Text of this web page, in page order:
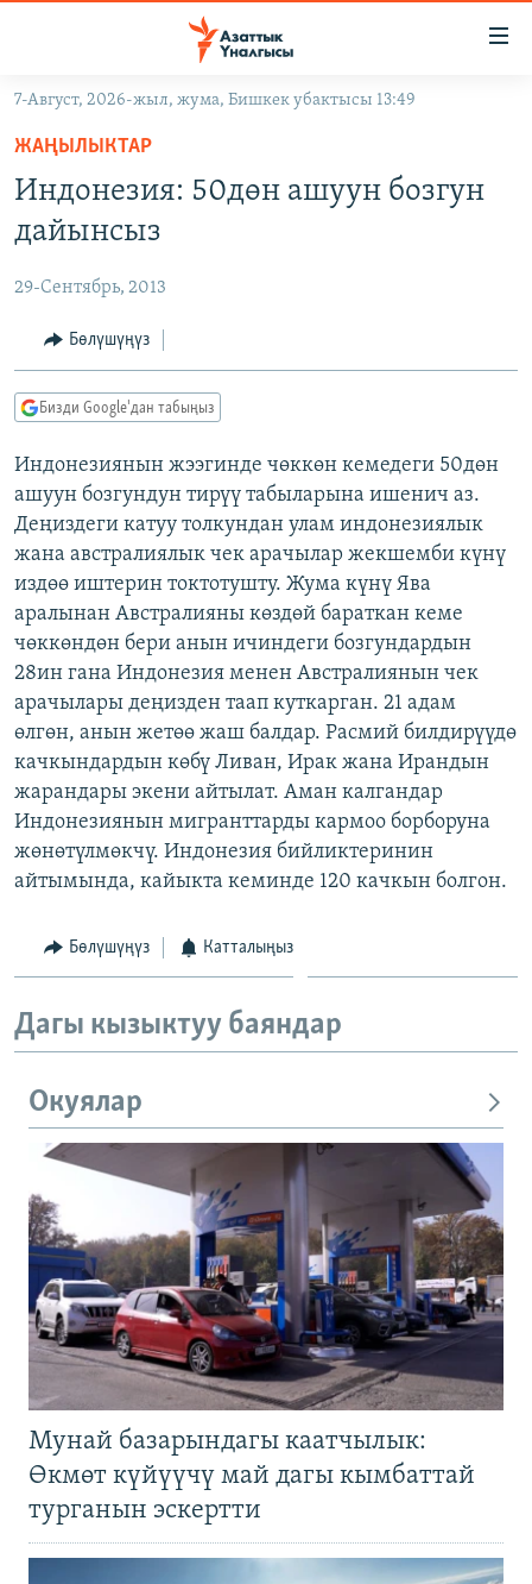
Навигацияга
өтүңүз
Издөөгө
салыңыз
ЭКОНОМИКА
МАДАНИЯТ
ДҮЙНӨ
БОРБОР АЗИЯ
АТАЙЫН ИЛИКТӨӨ
ТВ ПРОГРАММАЛАР
ЭКСПЕРТТЕР ТАЛДАЙТ
БИЗ ЖАНА ДҮЙНӨ
ДАНИСТЕ
ЭЖЕ-СИҢДИЛЕР
АЗАТТЫК+
ЫҢГАЙСЫЗ СУРООЛОР
ӨЗГӨЧӨ ПИКИР
Русский
ОНЛАЙН ШЕРИНЕ
ЭЕ/АРнун бардык сайттары
7-Август, 2026-жыл, жума, Бишкек убактысы 13:49
ЖАҢЫЛЫКТАР
Индонезия: 50дөн ашуун бозгун
дайынсыз
29-Сентябрь, 2013
Бөлүшүңүз
Бизди Google'дан табыңыз
Индонезиянын жээгинде чөккөн кемедеги 50дөн
ашуун бозгундун тирүү табыларына ишенич аз.
Деңиздеги катуу толкундан улам индонезиялык
жана австралиялык чек арачылар жекшемби күнү
издөө иштерин токтотушту. Жума күнү Ява
аралынан Австралияны көздөй бараткан кеме
чөккөндөн бери анын ичиндеги бозгундардын
28ин гана Индонезия менен Австралиянын чек
арачылары деңизден таап куткарган. 21 адам
өлгөн, анын жетөө жаш балдар. Расмий билдирүүдө
качкындардын көбү Ливан, Ирак жана Ирандын
жарандары экени айтылат. Аман калгандар
Индонезиянын мигранттарды кармоо борборуна
жөнөтүлмөкчү. Индонезия бийликтеринин
айтымында, кайыкта кеминде 120 качкын болгон.
Бөлүшүңүз Катталыңыз
Дагы кызыктуу баяндар
Окуялар
Мунай базарындагы каатчылык:
Өкмөт күйүүчү май дагы кымбаттай
турганын эскертти